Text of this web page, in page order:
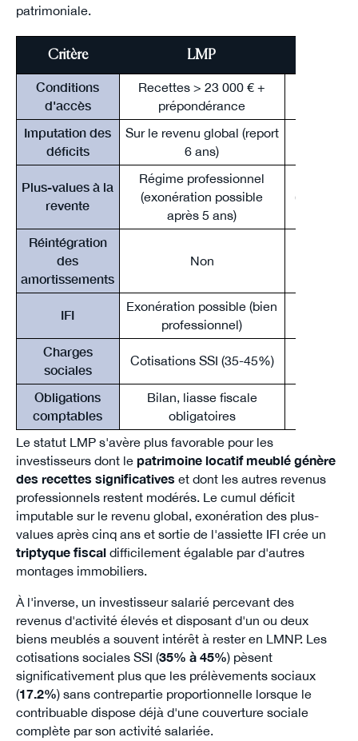
patrimoniale.
Critère LMP
Conditions
d'accès
Recettes > 23 000 € +
prépondérance
Imputation des
déficits
Sur le revenu global (report
6 ans)
Plus-values à la
revente
Régime professionnel
(exonération possible
après 5 ans)
Réintégration
des
amortissements
Non
IFI
Exonération possible (bien
professionnel)
Charges
sociales
Cotisations SSI (35-45%)
Obligations
comptables
Bilan, liasse fiscale
obligatoires
Le statut LMP s'avère plus favorable pour les
investisseurs dont le patrimoine locatif meublé génère
des recettes significatives et dont les autres revenus
professionnels restent modérés. Le cumul déficit
imputable sur le revenu global, exonération des plus-
values après cinq ans et sortie de l'assiette IFI crée un
triptyque fiscaldifficilement égalable par d'autres
montages immobiliers.
À l'inverse, un investisseur salarié percevant des
revenus d'activité élevés et disposant d'un ou deux
biens meublés a souvent intérêt à rester en LMNP. Les
cotisations sociales SSI (35% à 45%) pèsent
significativement plus que les prélèvements sociaux
(17.2%) sans contrepartie proportionnelle lorsque le
contribuable dispose déjà d'une couverture sociale
complète par son activité salariée.